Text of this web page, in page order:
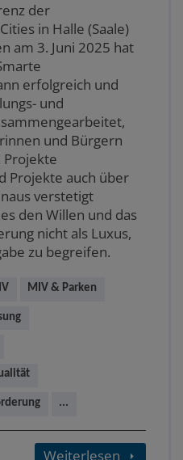
der
in Halle (Saale)
am 3. Juni 2025 hat
erfolgreich und
und
und Bürgern
Projekte auch über
verstetigt
den Willen und das
nicht als Luxus,
zu begreifen.
MIV & Parken
...
Weiterlesen